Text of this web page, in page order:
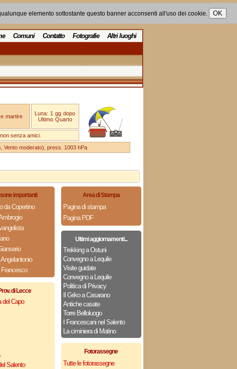
elemento sottostante questo banner acconsenti all'uso dei cookie.
Comuni Contatto Fotografie Altri luoghi
martire
Luna: 1 gg dopo
Ultimo Quarto
senza amici.
Vento moderato), press. 1003 hPa
importanti
da Copertino
di Lecce
del Capo
Salento
Area di Stampa
Pagina di stampa
Pagina PDF
Ultimi aggiornamenti...
Trekking a Ostuni
Convegno a Lequile
Visite guidate
Convegno a Lequile
Politica di Privacy
Il Griko a Casarano
Antiche casate
Torre Belloluogo
I Francescani nel Salento
La ciminiera di Matino
Fotorassegne
Tutte le fotorassegne